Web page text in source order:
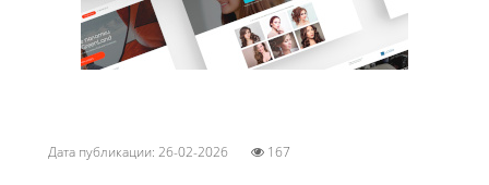
Дата публикации: 26-02-2026 167